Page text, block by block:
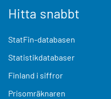
Hitta snabbt
StatFin-databasen
Statistikdatabaser
Finland i siffror
Prisomräknaren